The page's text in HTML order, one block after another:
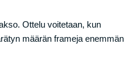
Ottelu voitetaan, kun
määrän frameja enemmän